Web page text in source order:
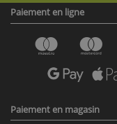
Paiement en ligne
Paiement en magasin